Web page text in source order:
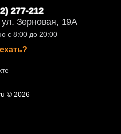
277-212
ул. Зерновая, 19А
с 8:00 до 20:00
© 2026